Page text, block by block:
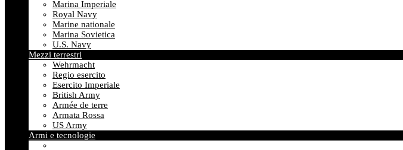
Marina Imperiale
Royal Navy
Marine nationale
Marina Sovietica
U.S. Navy
Mezzi terrestri
Wehrmacht
Regio esercito
Esercito Imperiale
British Army
Armée de terre
Armata Rossa
US Army
Armi e tecnologie